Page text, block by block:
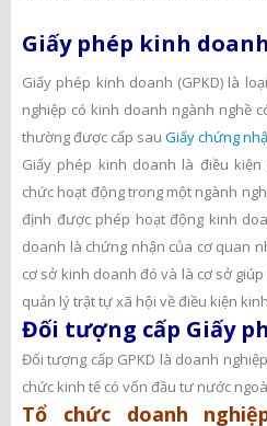
Giấy phép kinh
Giấy phép kinh doanh (GPKD) là
nghiệp có kinh doanh ngành nghề
thường được cấp sau Giấy chứng
Giấy phép kinh doanh là điều
chức hoạt động trong một ngành
định được phép hoạt động kinh
doanh là chứng nhận của cơ quan
cơ sở kinh doanh đó và là cơ sở
quản lý trật tự xã hội về điều kiện
Đối tượng cấp Giấy
Đối tượng cấp GPKD là doanh
chức kinh tế có vốn đầu tư nước
Tổ chức doanh